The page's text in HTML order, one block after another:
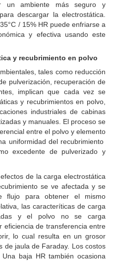
un ambiente más seguro y
descargar la electrostática.
/ 15% HR puede enfriarse a
y efectiva usando este
y recubrimiento en polvo
tales como reducción
pulverización, recuperación de
implican que cada vez se
y recubrimientos en polvo,
industriales de cabinas
y manuales. El proceso se
entre el polvo y elemento
uniformidad del recubrimiento
excedente de pulverizado y
de la carga electrostática
se ve afectada y se
flujo para obtener el mismo
las caracteríticas de carga
y el polvo no se carga
eficiencia de transferencia entre
lo cual resulta en un grosor
de jaula de Faraday. Los costos
baja HR también ocasiona